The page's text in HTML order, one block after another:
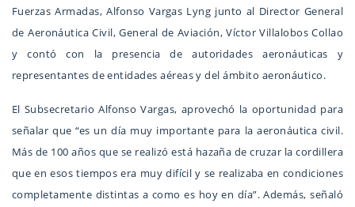
Fuerzas Armadas, Alfonso Vargas Lyng junto al Director General
de Aeronáutica Civil, General de Aviación, Víctor Villalobos Collao
y contó con la presencia de autoridades aeronáuticas y
representantes de entidades aéreas y del ámbito aeronáutico.
El Subsecretario Alfonso Vargas, aprovechó la oportunidad para
señalar que “es un día muy importante para la aeronáutica civil.
Más de 100 años que se realizó está hazaña de cruzar la cordillera
que en esos tiempos era muy difícil y se realizaba en condiciones
completamente distintas a como es hoy en día”. Además, señaló